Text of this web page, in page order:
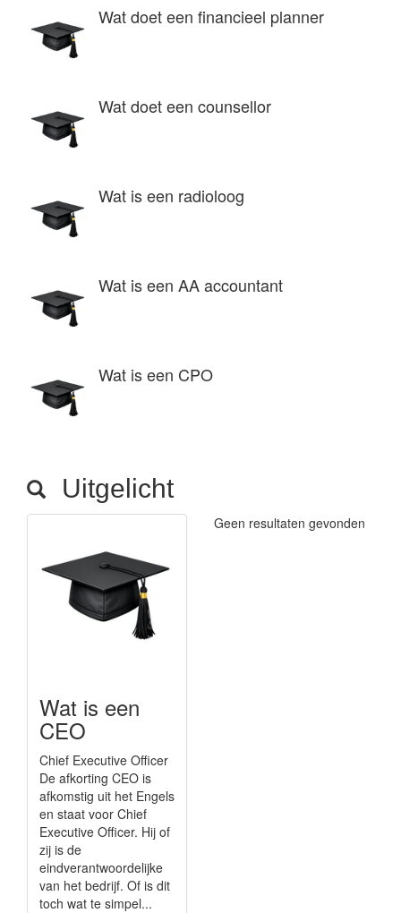
Wat doet een financieel planner
Wat doet een counsellor
Wat is een radioloog
Wat is een AA accountant
Wat is een CPO
Uitgelicht
Wat is een
CEO
Chief Executive Officer
De afkorting CEO is
afkomstig uit het Engels
en staat voor Chief
Executive Officer. Hij of
zij is de
eindverantwoordelijke
van het bedrijf. Of is dit
toch wat te simpel...
Geen resultaten gevonden